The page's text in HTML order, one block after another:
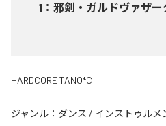
1 ： 邪剣・ガルドヴァザー
HARDCORE TANO*C
ジャンル： ダンス / インストゥルメ